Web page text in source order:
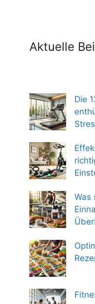
Aktuelle
Die
Was